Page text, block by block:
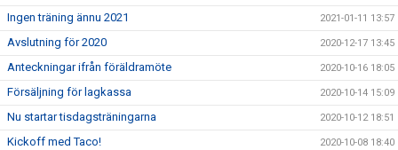
Ingen träning ännu 2021 2021-01-11 13:57
Avslutning för 2020 2020-12-17 13:45
Anteckningar ifrån föräldramöte 2020-10-16 18:05
Försäljning för lagkassa 2020-10-14 15:09
Nu startar tisdagsträningarna 2020-10-12 18:51
Kickoff med Taco! 2020-10-08 18:40